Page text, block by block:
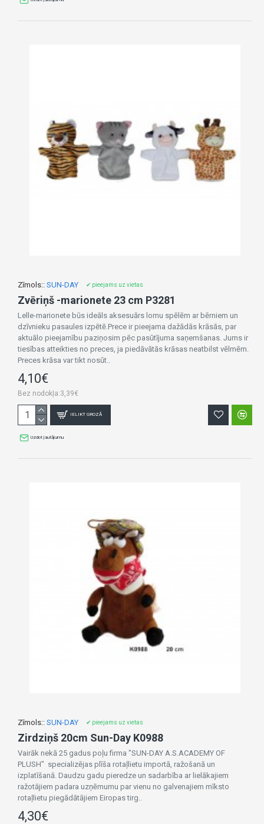
Zīmols:: SUN-DAY ✔ pieejams uz vietas
Zvēriņš -marionete 23 cm P3281
Lelle-marionete būs ideāls aksesuārs lomu spēlēm ar bērniem un
dzīvnieku pasaules izpētē.Prece ir pieejama dažādās krāsās, par
aktuālo pieejamību paziņosim pēc pasūtījuma saņemšanas. Jums ir
tiesības atteikties no preces, ja piedāvātās krāsas neatbilst vēlmēm.
Preces krāsa var tikt nosūt..
4,10€
Bez nodokļa:3,39€
IELIKT GROZĀ
Uzdot jautājumu
Zīmols:: SUN-DAY ✔ pieejams uz vietas
Zirdziņš 20cm Sun-Day K0988
Vairāk nekā 25 gadus poļu firma "SUN-DAY A.S.ACADEMY OF
PLUSH" specializējas plīša rotaļlietu importā, ražošanā un
izplatīšanā. Daudzu gadu pieredze un sadarbība ar lielākajiem
ražotājiem padara uzņēmumu par vienu no galvenajiem mīksto
rotaļlietu piegādātājiem Eiropas tirg..
4,30€